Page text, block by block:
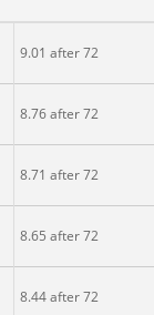
9.01 after 72
8.76 after 72
8.71 after 72
8.65 after 72
8.44 after 72